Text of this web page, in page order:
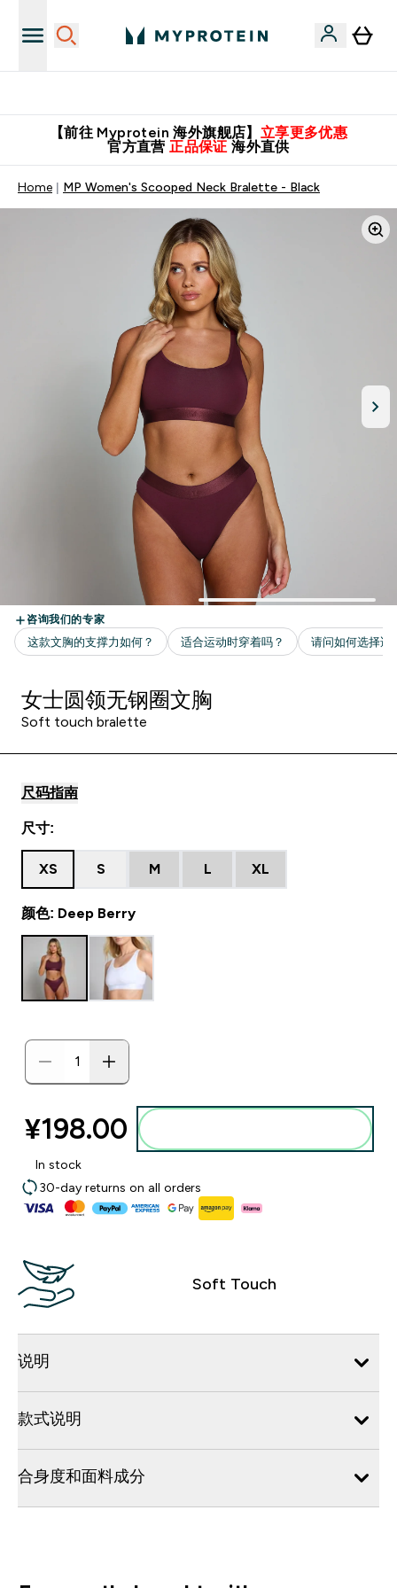
【前往 Myprotein 海外旗舰店】 立享更多优惠
官方直营 正品保证 海外直供
Home MP Women's Scooped Neck Bralette - Black
女士圆领无钢圈文胸
Soft touch bralette
尺码指南
尺寸:
XS S M L XL
颜色: Deep Berry
¥198.00‎
In stock
30-day returns on all orders
Soft Touch
说明
款式说明
合身度和面料成分